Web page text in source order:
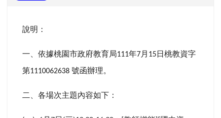
說明：
一、依據桃園市政府教育局111年7月 15日桃教資字
第1110062638 號函辦理。
二、各場次主題內容如下：